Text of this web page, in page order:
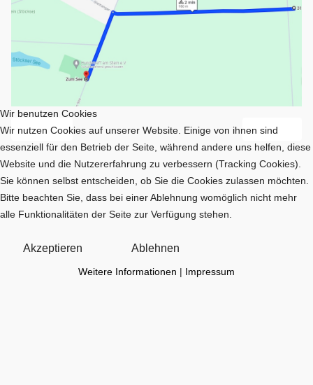
Vorheriger Beitrag: Hundetreff am Stein
Zurück Nächster
Weiter
Wir benutzen Cookies
Wir nutzen Cookies auf unserer Website. Einige von ihnen sind
essenziell für den Betrieb der Seite, während andere uns helfen, diese
Website und die Nutzererfahrung zu verbessern (Tracking Cookies).
Sie können selbst entscheiden, ob Sie die Cookies zulassen möchten.
Bitte beachten Sie, dass bei einer Ablehnung womöglich nicht mehr
alle Funktionalitäten der Seite zur Verfügung stehen.
Akzeptieren Ablehnen
Weitere Informationen | Impressum